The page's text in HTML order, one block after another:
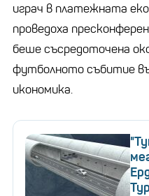
играч в платежната
проведоха
беше съсредоточена
футболното събитие
икономика.